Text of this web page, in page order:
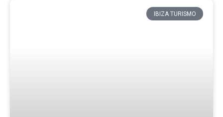
IBIZA TURISMO